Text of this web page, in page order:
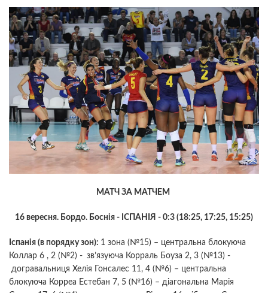
МАТЧ ЗА МАТЧЕМ
16 вересня. Бордо. Боснія - ІСПАНІЯ - 0:3 (18:25, 17:25, 15:25)
Іспанія (в порядку зон): 1 зона (№15) – центральна блокуюча
Коллар 6 , 2 (№2) - зв’язуюча Корраль Боуза 2, 3 (№13) -
догравальниця Хелія Гонсалес 11, 4 (№6) – центральна
блокуюча Корреа Естебан 7, 5 (№16) – діагональна Марія